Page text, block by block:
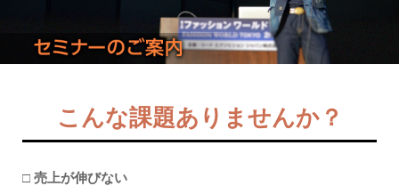
こんな課題ありませんか？
□ 売上が伸びない